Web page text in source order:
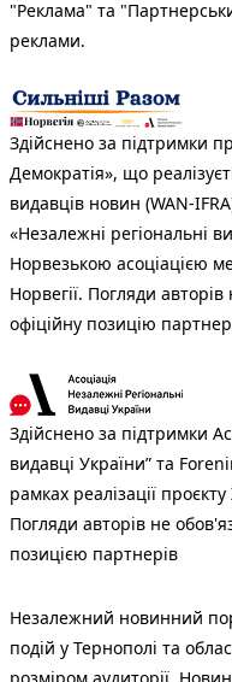
"Реклама" та
реклами.
Здійснено за підтримки
Демократія», що
видавців новин (WAN-
«Незалежні регіональні
Норвезькою асоціацією
Норвегії. Погляди
офіційну позицію
Здійснено за підтримки
видавці України” та
рамках реалізації
Погляди авторів не
позицією партнерів
Незалежний новинний
подій у Тернополі та